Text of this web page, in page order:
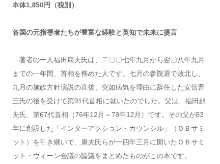
本体1,850円（税別）
各国の元指導者たちが豊富な経験と英知で未来に提言
著者の一人福田康夫氏は、二〇〇七年九月から翌〇八年九月
までの一年間、首相を務めた人です。七月の参院選で敗北し、
九月の施政方針演説の直後、突如病気を理由に辞任した安倍晋
三氏の後を受けて第91代首相に就いたのでした。父は、福田赳
夫氏、第67代首相（76年12月～78年12月）です。その父が83
年に創設した「インターアクション・カウンシル」（ＯＢサミ
ット）を引き継いで、康夫氏らが一四年三月に開いたＯＢサミ
ット・ウィーン会議の論議をまとめたものがこの本です。